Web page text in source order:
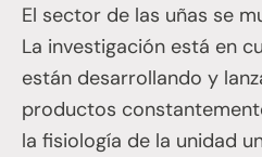
El sector de las uñas se
La investigación está en
están desarrollando y
productos
la fisiología de la unidad